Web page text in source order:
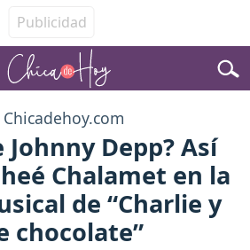
Johnny Depp? Así
Chalamet en la
de “Charlie y
chocolate”